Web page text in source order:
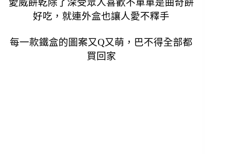
愛威餅乾除了深受眾人喜歡不單單是曲奇餅
好吃，就連外盒也讓人愛不釋手
每一款鐵盒的圖案又Q又萌，巴不得全部都
買回家